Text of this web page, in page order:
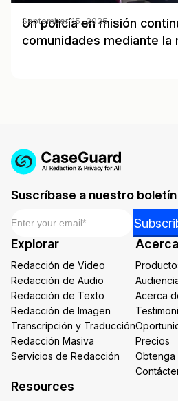
Un policía en misión
comunidades mediante la
September 15, 2025
Suscríbase a nuestro boletín
*
Explorar
Redacción de Video
Redacción de Audio
Redacción de Texto
Redacción de Imagen
Transcripción y Traducción
Redacción Masiva
Servicios de Redacción
Acerca
Precios
Obtenga
Resources